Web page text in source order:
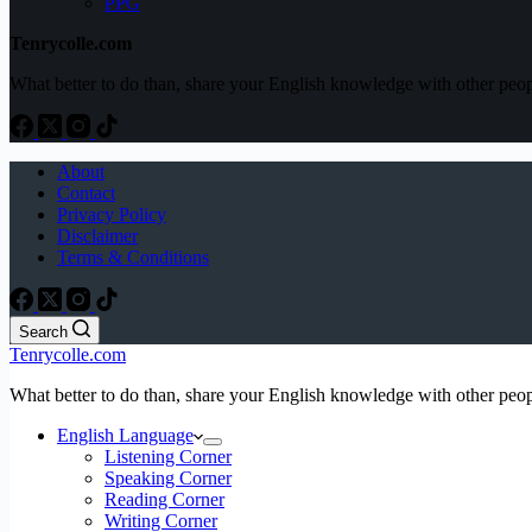
Tenrycolle.com
What better to do than, share your English knowledge with other
About
Contact
Privacy Policy
Disclaimer
Terms & Conditions
Search
Tenrycolle.com
What better to do than, share your English knowledge with other
English Language
Listening Corner
Speaking Corner
Reading Corner
Writing Corner